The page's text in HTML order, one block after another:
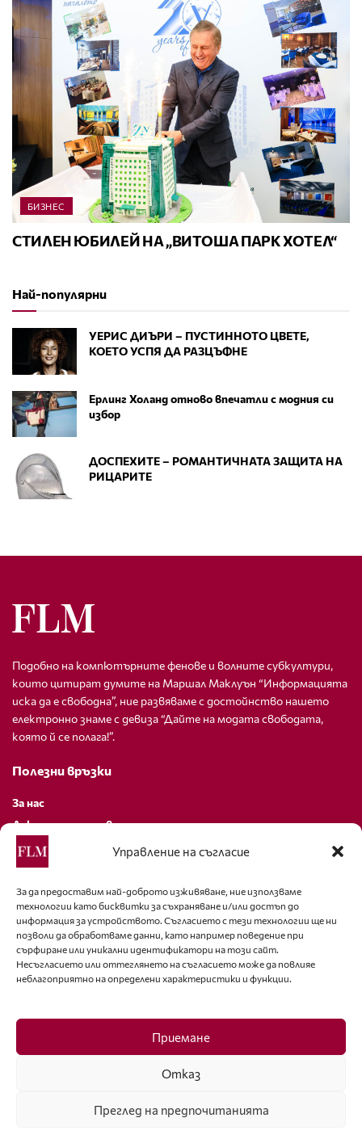
Управление на съгласие
За да предоставим най-доброто изживяване, ние използваме
технологии като бисквитки за съхраняване и/или достъп до
информация за устройството. Съгласието с тези технологии ще ни
позволи да обработваме данни, като например поведение при
сърфиране или уникални идентификатори на този сайт.
Несъгласието или оттеглянето на съгласието може да повлияе
неблагоприятно на определени характеристики и функции.
Приемане
Отказ
Преглед на предпочитанията
БИЗНЕС
СТИЛЕН ЮБИЛЕЙ НА „ВИТОША ПАРК ХОТЕЛ“
Най-популярни
УЕРИС ДИЪРИ – ПУСТИННОТО ЦВЕТЕ,
КОЕТО УСПЯ ДА РАЗЦЪФНЕ
Ерлинг Холанд отново впечатли с модния си
избор
ДОСПЕХИТЕ – РОМАНТИЧНАТА ЗАЩИТА НА
РИЦАРИТЕ
Подобно на компютърните фенове и волните субкултури,
които цитират думите на Маршал Маклуън “Информацията
иска да е свободна”, ние развяваме с достойнство нашето
електронно знаме с девиза “Дайте на модата свободата,
която й се полага!”.
Полезни връзки
За нас
Декларация за поверителност
Политика за бисквитки
За контакти
editor@fashion-lifestyle.net
+359 88 227 33 47
Последвайте ни
Facebook
ISSN 1314-8915 Copyright © 2007-2025 Ot igla do konetz Ltd. & Fashion.bg